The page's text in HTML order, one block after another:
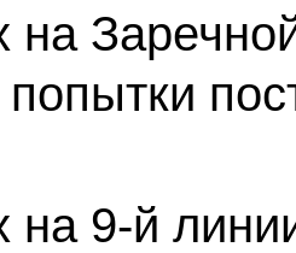
на
на 9-й